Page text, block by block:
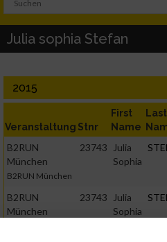
Julia sophia Stefan
2015
Veranstaltung Stnr
First
Name
Last
B2RUN
München
B2RUN München
23743
Julia
Sophia
B2RUN
München
23743
Julia
Sophia